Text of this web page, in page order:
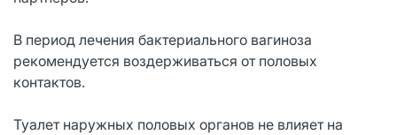
В период лечения бактериального вагиноза
рекомендуется воздерживаться от половых
контактов.
Туалет наружных половых органов не влияет на